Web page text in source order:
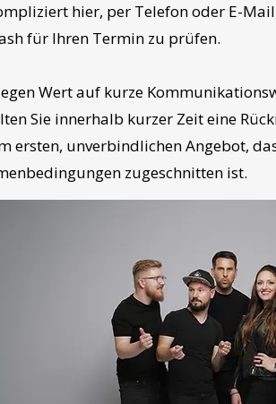
hier, per Telefon oder E-
für Ihren Termin zu prüfen.
Wert auf kurze
Sie innerhalb kurzer Zeit eine
ersten, unverbindlichen Angebot,
zugeschnitten ist.